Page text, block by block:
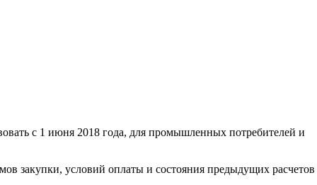
с 1 июня 2018 года, для промышленных потребителей и
закупки, условий оплаты и состояния предыдущих расчетов